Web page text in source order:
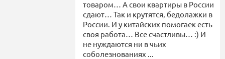
товаром… А свои квартиры в России
сдают… Так и крутятся, бедолажки в
России. И у китайских помогаек есть
своя работа… Все счастливы… :) И
не нуждаются ни в чьих
соболезнованиях ...